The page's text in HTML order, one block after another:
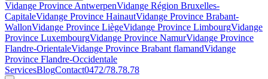
Vidange Province AntwerpenVidange Région Bruxelles-
CapitaleVidange Province HainautVidange Province Brabant-
WallonVidange Province LiègeVidange Province LimbourgVidange
Province LuxembourgVidange Province NamurVidange Province
Flandre-OrientaleVidange Province Brabant flamandVidange
Province Flandre-Occidentale
ServicesBlogContact0472/78.78.78